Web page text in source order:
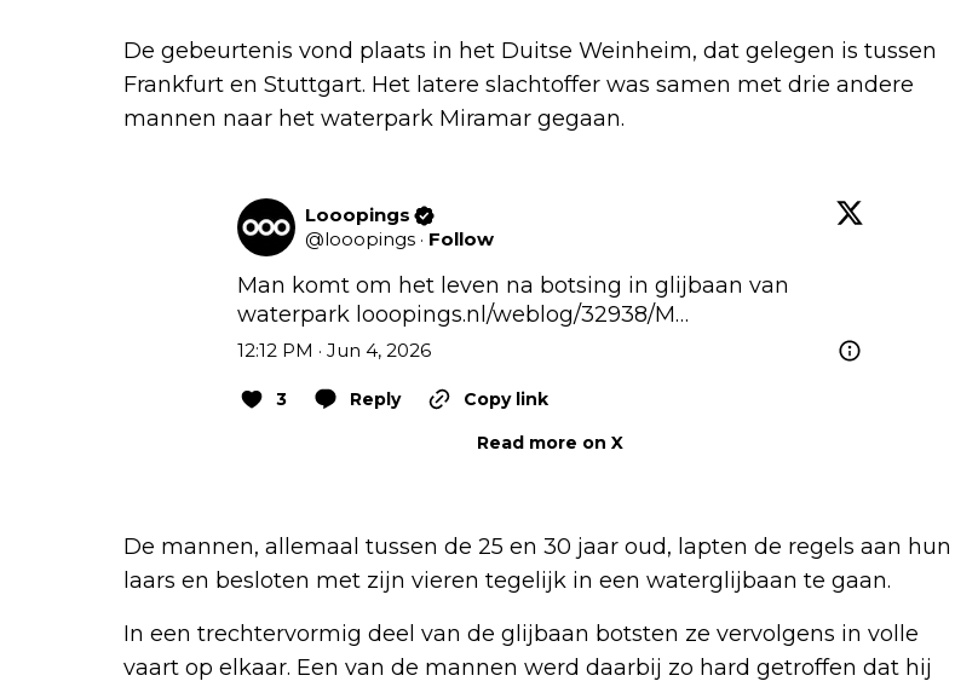
De gebeurtenis vond plaats in het Duitse Weinheim, dat gelegen is tussen
Frankfurt en Stuttgart. Het latere slachtoffer was samen met drie andere
mannen naar het waterpark Miramar gegaan.
Looopings
@looopings · Follow
Man komt om het leven na botsing in glijbaan van
waterpark looopings.nl/weblog/32938/M…
12:12 PM · Jun 4, 2026
3 Reply
Copy link
Read more on X
De mannen, allemaal tussen de 25 en 30 jaar oud, lapten de regels aan hun
laars en besloten met zijn vieren tegelijk in een waterglijbaan te gaan.
In een trechtervormig deel van de glijbaan botsten ze vervolgens in volle
vaart op elkaar. Een van de mannen werd daarbij zo hard getroffen dat hij